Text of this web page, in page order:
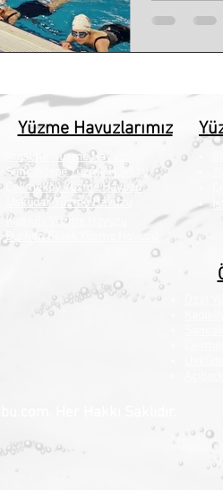
Yüzme Havuzlarımız
Ataşehir Yüzme Havuzu
Sancaktepe Yüzme Havuzu
Çekmeköy Yüzme Havuzu
Üsküdar Yüzme Havuzu
Kadıköy Yüzme Havuzu
Burhan Felek Yüzme Havuzu
Her Hakkı Saklıdır.